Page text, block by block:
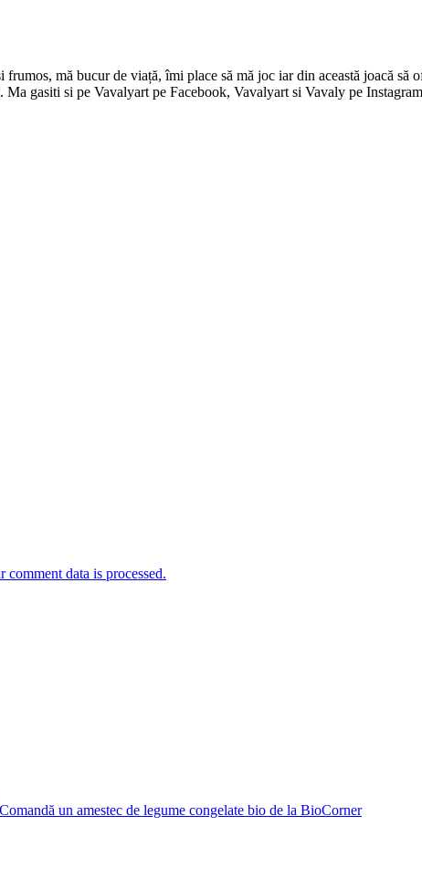
mă bucur de viață, îmi place să mă joc iar din această joacă
gasiti si pe Vavalyart pe Facebook, Vavalyart si Vavaly pe
comment data is processed.
un amestec de legume congelate bio de la BioCorner